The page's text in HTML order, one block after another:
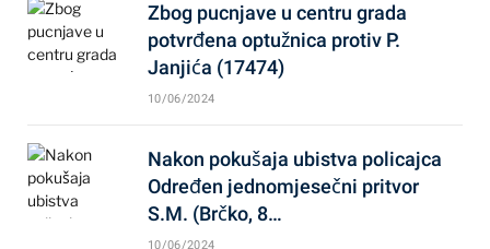
Zbog pucnjave u centru grada
potvrđena optužnica protiv P.
Janjića (17474)
10/06/2024
Nakon pokušaja ubistva policajca
Određen jednomjesečni pritvor
S.M. (Brčko, 8…
10/06/2024